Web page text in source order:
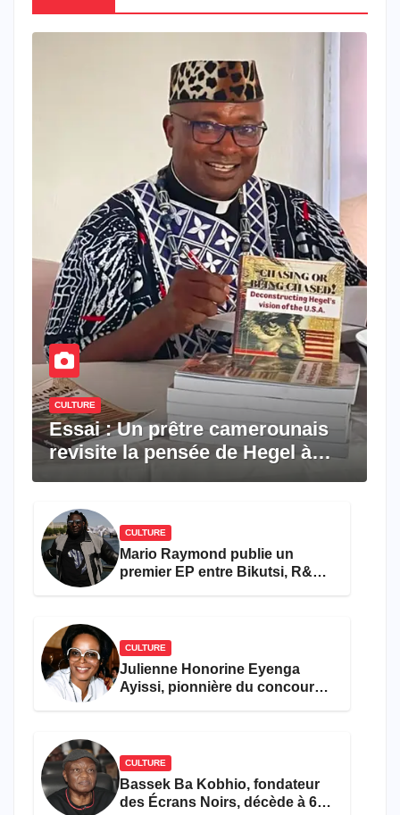
CULTURE
Essai : Un prêtre camerounais
revisite la pensée de Hegel à
CULTURE
Mario Raymond publie un
premier EP entre Bikutsi, R&B
CULTURE
Julienne Honorine Eyenga
Ayissi, pionnière du concours
CULTURE
Bassek Ba Kobhio, fondateur
des Écrans Noirs, décède à 69